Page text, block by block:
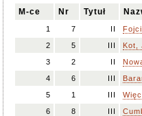
M-ce Nr Tytuł
1 7 II
2
5 III
Kot,
3
2 II
4
6 III
5
1 III
6
8 III